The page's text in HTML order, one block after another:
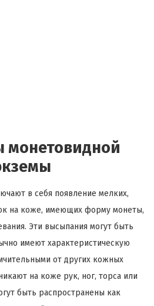
монетовидной
в себя появление мелких,
на коже, имеющих форму монеты,
Эти высыпания могут быть
имеют характеристическую
от других кожных
на коже рук, ног, торса или
быть распространены как